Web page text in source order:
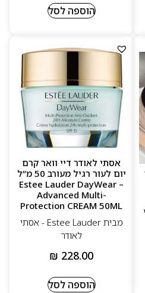
הוספה לסל
אסתי לאודר דיי וואר קרם
יום לעור רגיל מעורב 50 מ”ל
– Estee Lauder DayWear
Advanced Multi-
Protection CREAM 50ML
מבית Estee Lauder - אסתי
לאודר
₪ 228.00
הוספה לסל